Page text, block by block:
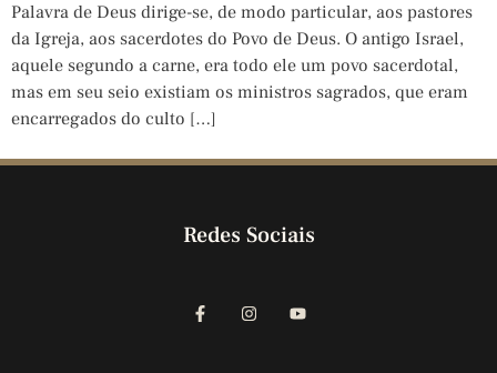
Palavra de Deus dirige-se, de modo particular, aos pastores
da Igreja, aos sacerdotes do Povo de Deus. O antigo Israel,
aquele segundo a carne, era todo ele um povo sacerdotal,
mas em seu seio existiam os ministros sagrados, que eram
encarregados do culto […]
Redes Sociais